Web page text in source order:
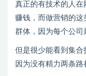
真正的有技术的人
赚钱，而做营销的
群体，因为每个公司
但是很少能看到集合
因为没有精力两条路